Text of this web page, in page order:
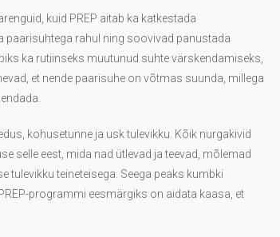
kuid PREP aitab ka katkestada
paarisuhtega rahul ning soovivad panustada
ka rutiinseks muutunud suhte värskendamiseks,
et nende paarisuhe on võtmas suunda, millega
kohusetunne ja usk tulevikku. Kõik nurgakivid
selle eest, mida nad ütlevad ja teevad, mõlemad
tulevikku teineteisega. Seega peaks kumbki
programmi eesmärgiks on aidata kaasa, et